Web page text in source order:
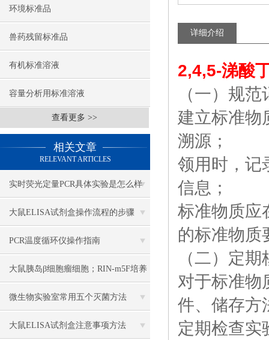
环境标准品
兽药残留标准品
有机标准溶液
容量分析用标准溶液
查看更多 >>
相关文章
RELEVANT ARTICLES
实时荧光定量PCR具体实验是怎么样
做的？
大鼠ELISA试剂盒操作流程的步骤
PCR温度循环仪操作指南
大鼠胰岛β细胞瘤细胞；RIN-m5F培养
操作说明
微生物实验室常用五个灭菌方法
大鼠ELISA试剂盒注意事项方法
详细介绍
2,4,5-涕酸
（一）规
建立标准物
溯源；
领用时，记
信息；
标准物质应
的标准物质
（二）定
对于标准物
件、储存方
定期检查实